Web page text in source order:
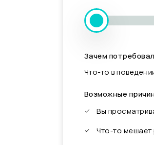
Зачем
Что-то в
Возможные
Вы
Что-то